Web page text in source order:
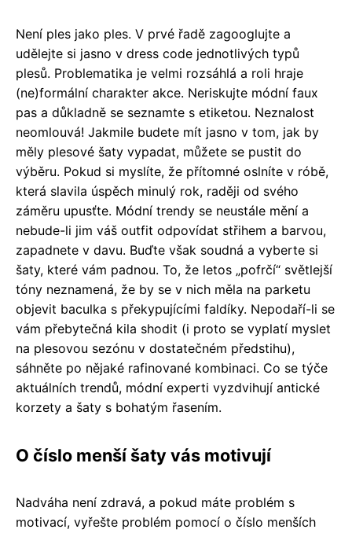
Není ples jako ples. V prvé řadě zagooglujte a
udělejte si jasno v dress code jednotlivých typů
plesů. Problematika je velmi rozsáhlá a roli hraje
(ne)formální charakter akce. Neriskujte módní faux
pas a důkladně se seznamte s etiketou. Neznalost
neomlouvá! Jakmile budete mít jasno v tom, jak by
měly plesové šaty vypadat, můžete se pustit do
výběru. Pokud si myslíte, že přítomné oslníte v róbě,
která slavila úspěch minulý rok, raději od svého
záměru upusťte. Módní trendy se neustále mění a
nebude-li jim váš outfit odpovídat střihem a barvou,
zapadnete v davu. Buďte však soudná a vyberte si
šaty, které vám padnou. To, že letos „pofrčí“ světlejší
tóny neznamená, že by se v nich měla na parketu
objevit baculka s překypujícími faldíky. Nepodaří-li se
vám přebytečná kila shodit (i proto se vyplatí myslet
na plesovou sezónu v dostatečném předstihu),
sáhněte po nějaké rafinované kombinaci. Co se týče
aktuálních trendů, módní experti vyzdvihují antické
korzety a šaty s bohatým řasením.
O číslo menší šaty vás motivují
Nadváha není zdravá, a pokud máte problém s
motivací, vyřešte problém pomocí o číslo menších